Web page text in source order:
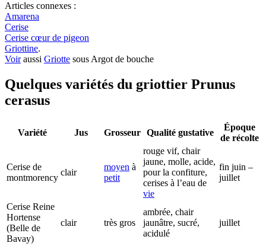
Articles connexes :
Amarena
Cerise
Cerise cœur de pigeon
Griottine.
Voiraussi Griotte sous Argot de bouche
Quelques variétés du griottier Prunus
cerasus
Variété Jus Grosseur Qualité gustative
Époque
de récolte
Cerise de
montmorency
clair
moyen à
petit
rouge vif, chair
jaune, molle, acide,
pour la confiture,
cerises à l’eau de
vie
fin juin –
juillet
Cerise Reine
Hortense
(Belle de
Bavay)
clair très gros
ambrée, chair
jaunâtre, sucré,
acidulé
juillet